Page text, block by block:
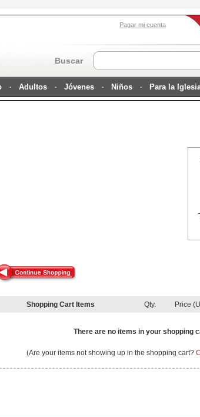
Pagar mi cuenta
Buscar
Adultos Jóvenes Niños Para la
Shopping Cart Items Qty. Price
There are no items in your shopping
(Are your items not showing up in the shopping cart?